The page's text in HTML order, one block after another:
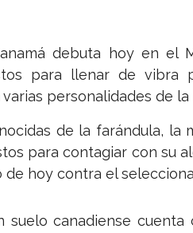
debuta hoy en el
para llenar de vibra
personalidades de
de la farándula, la
para contagiar con su
hoy contra el
suelo canadiense